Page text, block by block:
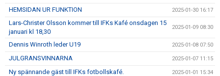
HEMSIDAN UR FUNKTION 2025-01-30 16:17
Lars-Christer Olsson kommer till IFKs Kafé onsdagen 15
januari kl 18,30
2025-01-09 08:30
Dennis Winroth leder U19 2025-01-08 07:50
JULGRANSVINNARNA 2025-01-07 11:15
Ny spännande gäst till IFKs fotbollskafé. 2025-01-01 15:34